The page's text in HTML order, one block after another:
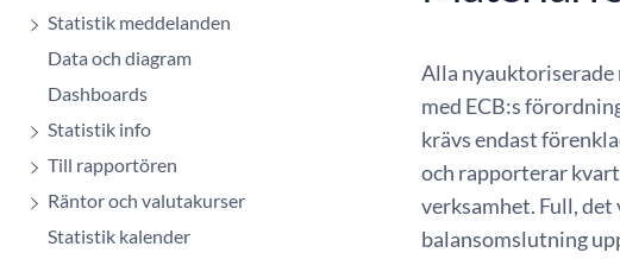
Statistik meddelanden
Data och diagram
Dashboards
Statistik info
Till rapportören
Räntor och valutakurser
Statistik kalender
​Alla
med ECB:s
krävs endast
och rapporterar
verksamhet. Full,
balansomslutning